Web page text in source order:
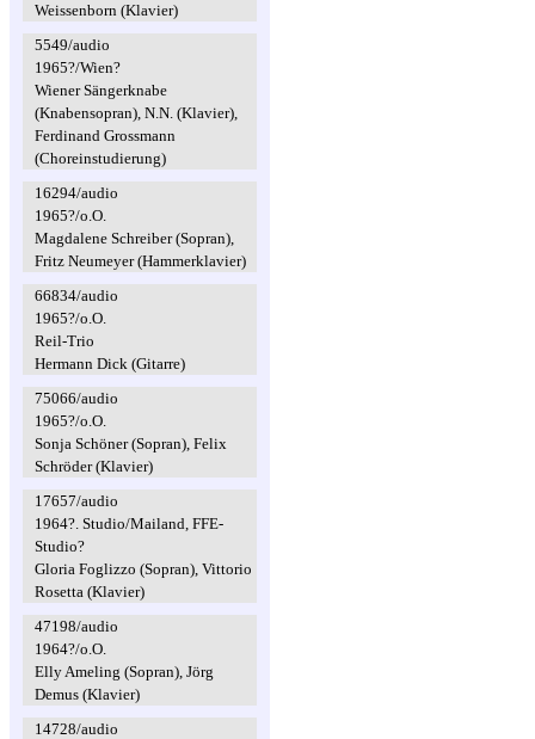
Weissenborn (Klavier)
5549/audio
1965?/Wien?
Wiener Sängerknabe
(Knabensopran), N.N. (Klavier),
Ferdinand Grossmann
(Choreinstudierung)
16294/audio
1965?/o.O.
Magdalene Schreiber (Sopran),
Fritz Neumeyer (Hammerklavier)
66834/audio
1965?/o.O.
Reil-Trio
Hermann Dick (Gitarre)
75066/audio
1965?/o.O.
Sonja Schöner (Sopran), Felix
Schröder (Klavier)
17657/audio
1964?. Studio/Mailand, FFE-
Studio?
Gloria Foglizzo (Sopran), Vittorio
Rosetta (Klavier)
47198/audio
1964?/o.O.
Elly Ameling (Sopran), Jörg
Demus (Klavier)
14728/audio